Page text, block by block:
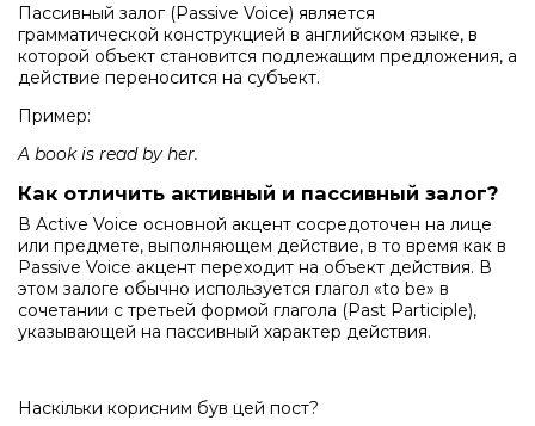
Пассивный залог (Passive Voice) является
грамматической конструкцией в английском языке, в
которой объект становится подлежащим предложения, а
действие переносится на субъект.
Пример:
A book is read by her.
Как отличить активный и пассивный залог?
В Active Voice основной акцент сосредоточен на лице
или предмете, выполняющем действие, в то время как в
Passive Voice акцент переходит на объект действия. В
этом залоге обычно используется глагол «to be» в
сочетании с третьей формой глагола (Past Participle),
указывающей на пассивный характер действия.
Наскільки корисним був цей пост?